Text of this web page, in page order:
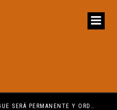
LA CAMPAÑA CONTRA EL DENGUE SERÁ PERMANENTE Y ORDENADA